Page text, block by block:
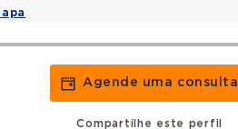
Agende uma consulta
Compartilhe este perfil